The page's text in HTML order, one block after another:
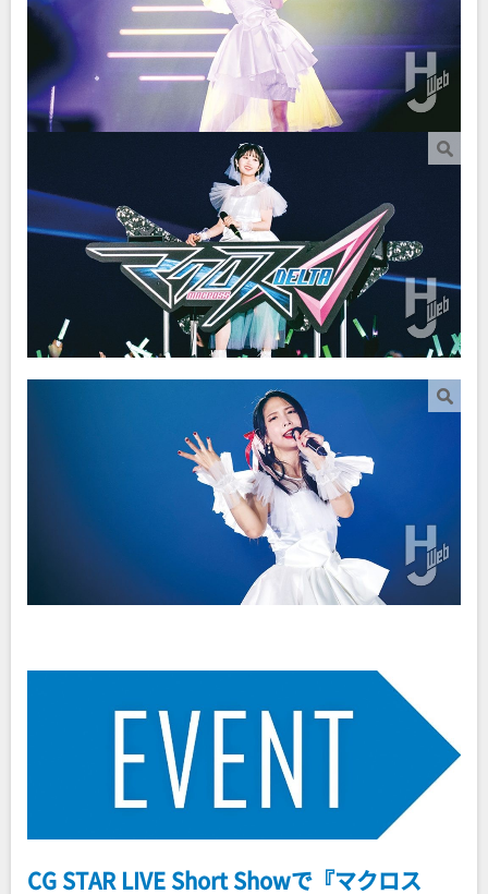
CG STAR LIVE Short Showで『マクロス